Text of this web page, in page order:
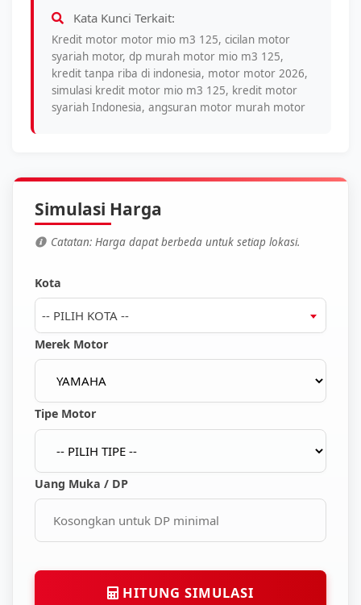
Kata Kunci Terkait:
Kredit motor motor mio m3 125, cicilan motor
syariah motor, dp murah motor mio m3 125,
kredit tanpa riba di indonesia, motor motor 2026,
simulasi kredit motor mio m3 125, kredit motor
syariah Indonesia, angsuran motor murah motor
Simulasi Harga
Catatan: Harga dapat berbeda untuk setiap lokasi.
Kota
-- PILIH KOTA --
Merek Motor
Tipe Motor
Uang Muka / DP
HITUNG SIMULASI